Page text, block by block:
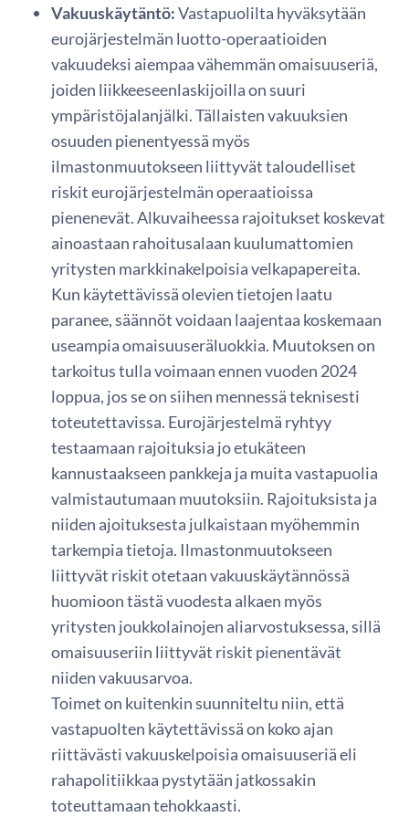
Vakuuskäytäntö:Vastapuolilta hyväksytään
eurojärjestelmän luotto-operaatioiden
vakuudeksi aiempaa vähemmän omaisuuseriä,
joiden liikkeeseenlaskijoilla on suuri
ympäristöjalanjälki. Tällaisten vakuuksien
osuuden pienentyessä myös
ilmastonmuutokseen liittyvät taloudelliset
riskit eurojärjestelmän operaatioissa
pienenevät. Alkuvaiheessa rajoitukset koskevat
ainoastaan rahoitusalaan kuulumattomien
yritysten markkinakelpoisia velkapapereita.
Kun käytettävissä olevien tietojen laatu
paranee, säännöt voidaan laajentaa koskemaan
useampia omaisuuseräluokkia. Muutoksen on
tarkoitus tulla voimaan ennen vuoden 2024
loppua, jos se on siihen mennessä teknisesti
toteutettavissa. Eurojärjestelmä ryhtyy
testaamaan rajoituksia jo etukäteen
kannustaakseen pankkeja ja muita vastapuolia
valmistautumaan muutoksiin. Rajoituksista ja
niiden ajoituksesta julkaistaan myöhemmin
tarkempia tietoja. Ilmastonmuutokseen
liittyvät riskit otetaan vakuuskäytännössä
huomioon tästä vuodesta alkaen myös
yritysten joukkolainojen aliarvostuksessa, sillä
omaisuuseriin liittyvät riskit pienentävät
niiden vakuusarvoa.
Toimet on kuitenkin suunniteltu niin, että
vastapuolten käytettävissä on koko ajan
riittävästi vakuuskelpoisia omaisuuseriä eli
rahapolitiikkaa pystytään jatkossakin
toteuttamaan tehokkaasti.